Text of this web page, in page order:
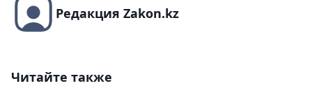
Редакция Zakon.kz
Читайте также